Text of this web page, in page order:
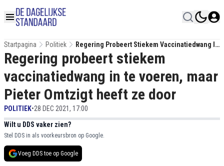
Startpagina Politiek
Regering Probeert Stiekem Vaccinatiedwang In
Te Voeren, Maar Pieter Omtzigt Heeft Ze Door
Regering probeert stiekem
vaccinatiedwang in te voeren, maar
Pieter Omtzigt heeft ze door
POLITIEK•28 DEC 2021, 17:00
Wilt u DDS vaker zien?
Stel DDS in als voorkeursbron op Google.
Voeg DDS toe op Google